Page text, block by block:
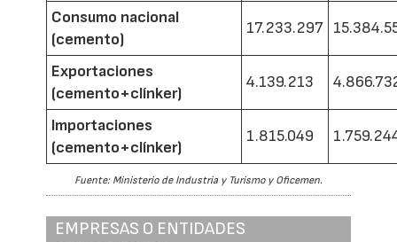
Consumo nacional
(cemento)
17.233.297
Exportaciones
(cemento+clínker)
4.139.213
Importaciones
(cemento+clínker)
1.815.049
Fuente: Ministerio de Industria y Turismo y Oficemen.
EMPRESAS O ENTIDADES